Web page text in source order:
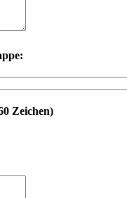
Zeichen)